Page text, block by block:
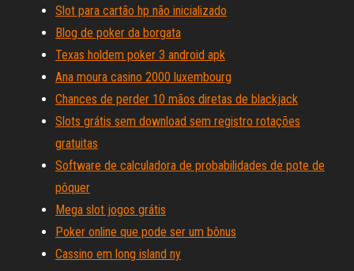
Slot para cartão hp não inicializado
Blog de poker da borgata
Texas holdem poker 3 android apk
Ana moura casino 2000 luxembourg
Chances de perder 10 mãos diretas de blackjack
Slots grátis sem download sem registro rotações
gratuitas
Software de calculadora de probabilidades de pote de
pôquer
Mega slot jogos grátis
Poker online que pode ser um bônus
Cassino em long island ny